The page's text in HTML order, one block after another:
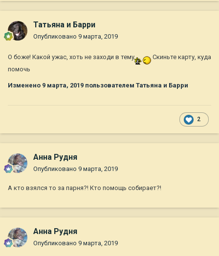
Татьяна и Барри
Опубликовано 9 марта, 2019
О боже! Какой ужас, хоть не заходи в тему
Скиньте карту, куда
помочь
Изменено 9 марта, 2019 пользователем Татьяна и Барри
2
Анна Рудня
Опубликовано 9 марта, 2019
А кто взялся то за парня?! Кто помощь собирает?!
Анна Рудня
Опубликовано 9 марта, 2019